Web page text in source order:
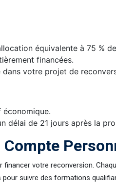
équivalente à 75 %
financées.
dans votre projet de
délai de 21 jours après la
Compte
financer votre reconversion.
pour suivre des formations